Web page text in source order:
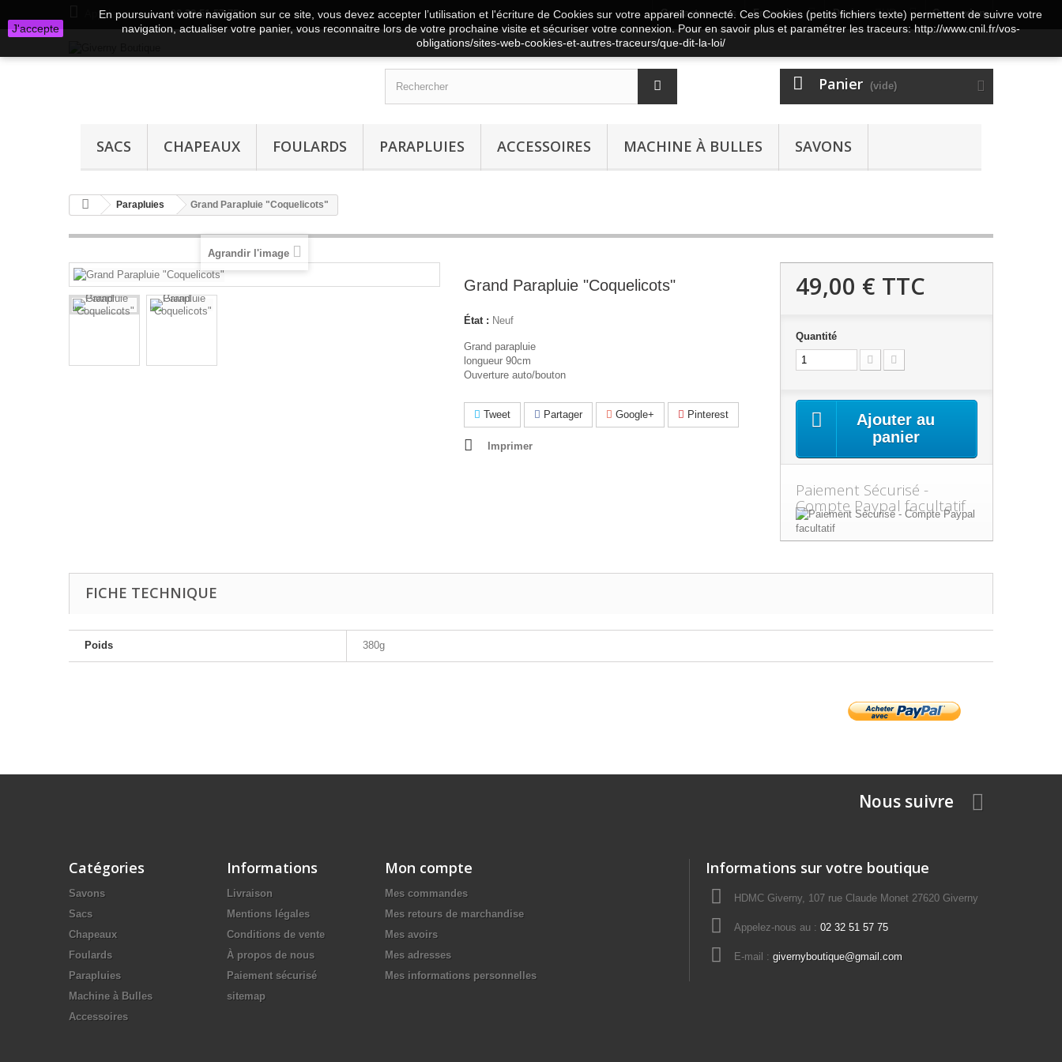
Connexion
Devise : EUR
Français
Contactez-nous
Appelez-nous au :02 32 51 57 75
Panier (vide)
SACS CHAPEAUX FOULARDS PARAPLUIES ACCESSOIRES MACHINE À BULLES SAVONS
Parapluies Grand Parapluie "Coquelicots"
Agrandir l'image
Grand Parapluie "Coquelicots"
État : Neuf
Grand parapluie
longueur 90cm
Ouverture auto/bouton
Tweet Partager Google+ Pinterest
Imprimer
49,00 € TTC
Quantité
Ajouter au
panier
Paiement Sécurisé -
Compte Paypal facultatif
FICHE TECHNIQUE
Poids 380g
Nous suivre
Catégories
Savons
Sacs
Chapeaux
Foulards
Parapluies
Machine à Bulles
Accessoires
Informations
Livraison
Mentions légales
Conditions de vente
À propos de nous
Paiement sécurisé
sitemap
Mon compte
Mes commandes
Mes retours de marchandise
Mes avoirs
Mes adresses
Mes informations personnelles
Informations sur votre boutique
HDMC Giverny, 107 rue Claude Monet 27620 Giverny
Appelez-nous au : 02 32 51 57 75
E-mail : givernyboutique@gmail.com
J'accepte
En poursuivant votre navigation sur ce site, vous devez accepter l’utilisation et l'écriture de Cookies sur votre appareil connecté. Ces Cookies (petits fichiers texte) permettent de suivre votre
navigation, actualiser votre panier, vous reconnaitre lors de votre prochaine visite et sécuriser votre connexion. Pour en savoir plus et paramétrer les traceurs: http://www.cnil.fr/vos-
obligations/sites-web-cookies-et-autres-traceurs/que-dit-la-loi/